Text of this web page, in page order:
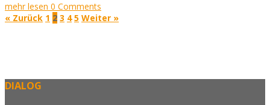
mehr lesen 0 Comments
« Zurück 1 2 3 4 5 Weiter »
DIALOG